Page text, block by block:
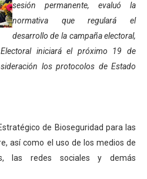
económico con taller de
e impulsa la economía
Mérida sembraron 110
Social fortalecen la atención
para fortalecer la atención
espacios del OAN para la
sesión permanente, evaluó la
normativa que regulará el
desarrollo de la campaña electoral,
iniciará el próximo 19 de
los protocolos de Estado
de Bioseguridad para las
así como el uso de los medios de
las redes sociales y demás